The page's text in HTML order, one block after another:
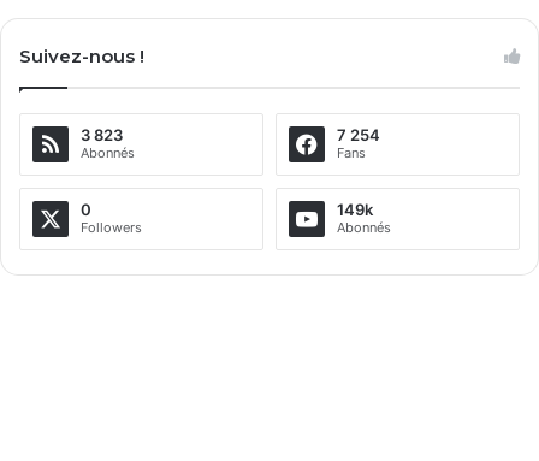
t
n
t
i
Suivez-nous !
3 823
Abonnés
7 254
Fans
0
Followers
149k
Abonnés